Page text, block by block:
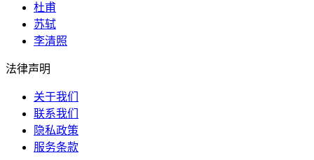
杜甫
苏轼
李清照
法律声明
关于我们
联系我们
隐私政策
服务条款